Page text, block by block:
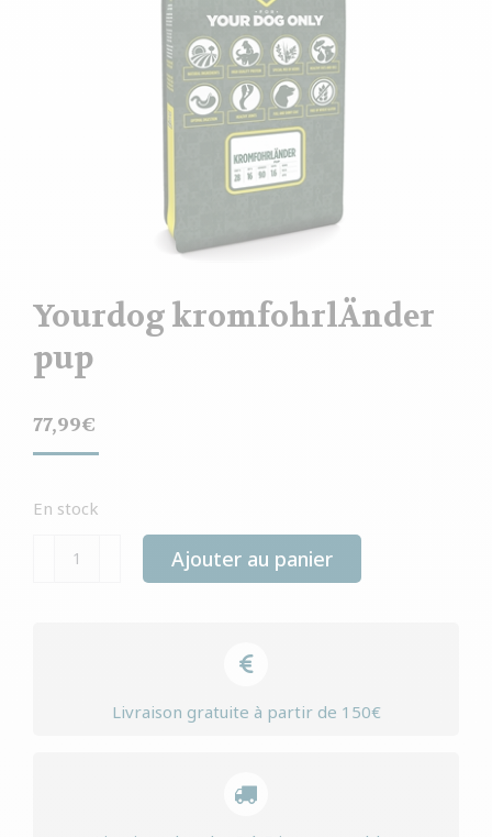
Yourdog kromfohrlÄnder
pup
77,99€
En stock
quantité
Ajouter au panier
Livraison gratuite à partir de 150€